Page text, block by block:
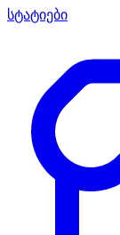
სტატიები